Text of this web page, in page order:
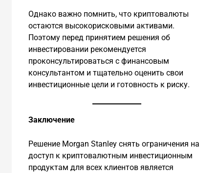
Однако важно помнить, что криптовалюты
остаются высокорисковыми активами.
Поэтому перед принятием решения об
инвестировании рекомендуется
проконсультироваться с финансовым
консультантом и тщательно оценить свои
инвестиционные цели и готовность к риску.
Заключение
Решение Morgan Stanley снять ограничения на
доступ к криптовалютным инвестиционным
продуктам для всех клиентов является